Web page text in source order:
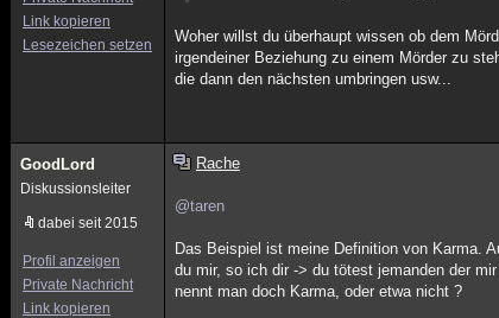
Link kopieren
Lesezeichen setzen
Woher willst du überhaupt wissen ob dem
irgendeiner Beziehung zu einem Mörder zu
die dann den nächsten umbringen usw...
GoodLord
Diskussionsleiter
dabei seit 2015
Profil anzeigen
Private Nachricht
Link kopieren
Rache
@taren
Das Beispiel ist meine Definition von Karma.
du mir, so ich dir -> du tötest jemanden der
nennt man doch Karma, oder etwa nicht ?